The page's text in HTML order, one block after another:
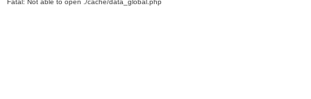
Fatal: Not able to open ./cache/data_global.php